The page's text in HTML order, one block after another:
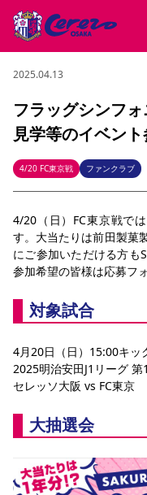
試合・チーム
試合について
試合日程 / 結果 順位表
チームについて
選手・スタッフ スケジュ
アカデミー ハナサカプレ
観戦する
チケット
チケット情報 販売スケジ
シーズンシート 法人シー
特定興行入場券
譲渡サー
観戦ガイド
初めて観戦ガイド
観戦マナー&ルール
スタジアム
YANMAR HANASAKA
DAZNで観戦
アウェイツアー
クラブを知る
セレッソ大阪について
クラブ紹介 沿革 シーズ
サポートする
セレッソアイデアちょうだ
Lise（ライセンスビジネス）
サステナビリティ
サステナビリティポリシー
活動レポート SPORT
スポーツクラブ
スポーツクラブ
ファンクラブ
ファンクラブ
婚姻届・出生届・命名書
ニュース
ニュース
すべて チーム グッズ
レディース
2025.04.13
フラッグシンフ
見学等のイベント
4/20 FC東京戦 ファンクラブ
4/20（日）FC東京戦で
す。大当たりは前田製菓
にご参加いただける方も
参加希望の皆様は応募フ
対象試合
4月20日（日）15:00キッ
2025明治安田J1リーグ 第
セレッソ大阪 vs FC東京
大抽選会